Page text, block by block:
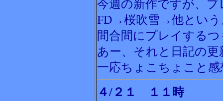
今週の新作ですが、
FD→桜吹雪→他という
間合間にプレイする
あー、それと日記の
一応ちょこちょこと
４/２１ １１時